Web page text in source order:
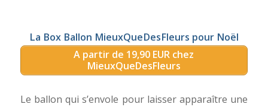
La Box Ballon MieuxQueDesFleurs pour Noël
A partir de 19,90 EUR chez
MieuxQueDesFleurs
Le ballon qui s’envole pour laisser apparaître une